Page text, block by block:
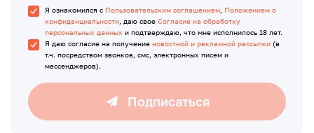
Я ознакомился с Пользовательским соглашением, Положением о
конфиденциальности, даю свое Согласие на обработку
персональных данных и подтверждаю, что мне исполнилось 18 лет.
Я даю согласие на получение новостной и рекламной рассылки (в
т.ч. посредством звонков, смс, электронных писем и
мессенджеров).
Подписаться